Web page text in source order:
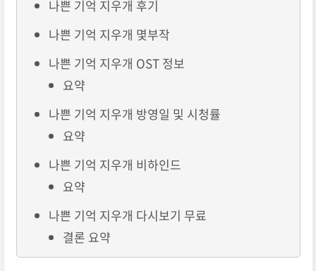
나쁜 기억 지우개 후기
나쁜 기억 지우개 몇부작
나쁜 기억 지우개 OST 정보
요약
나쁜 기억 지우개 방영일 및 시청률
요약
나쁜 기억 지우개 비하인드
요약
나쁜 기억 지우개 다시보기 무료
결론 요약